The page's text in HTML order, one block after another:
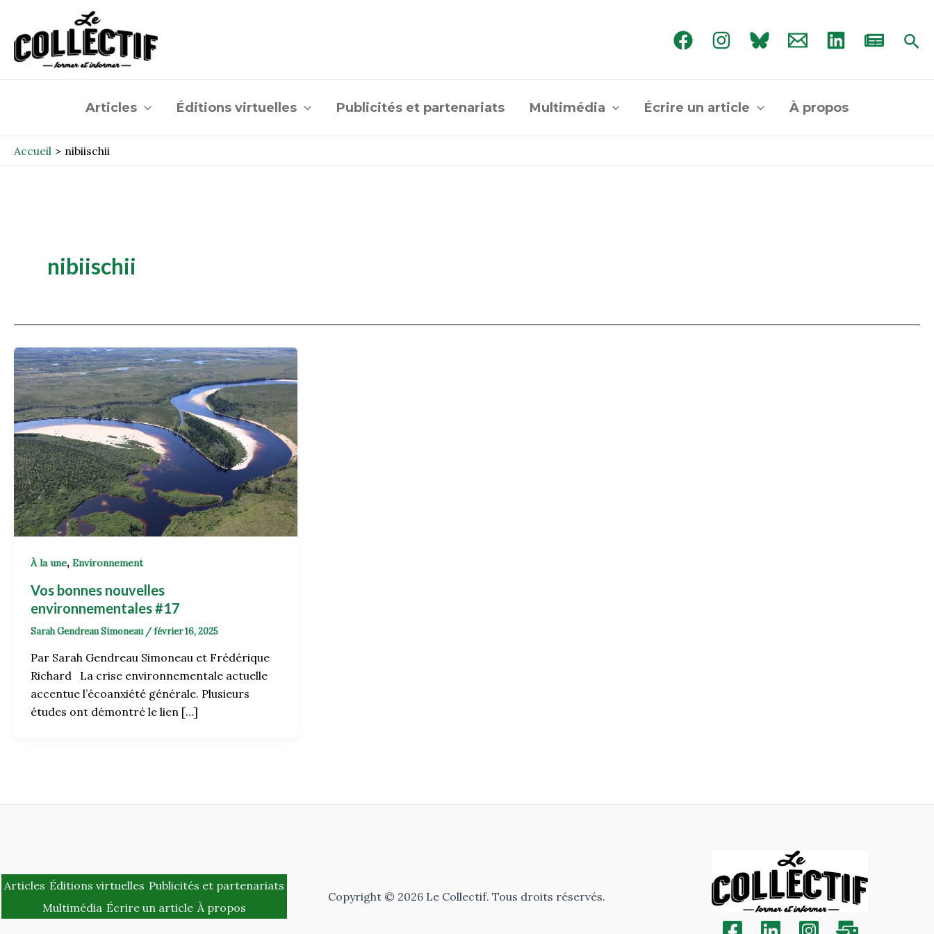
contenu
Articles Éditions virtuelles Publicités et partenariats Multimédia Écrire un article À propos
Accueil nibiischii
nibiischii
À la une, Environnement
Vos bonnes nouvelles
environnementales #17
Sarah Gendreau Simoneau /février 16, 2025
Par Sarah Gendreau Simoneau et Frédérique
Richard La crise environnementale actuelle
accentue l’écoanxiété générale. Plusieurs
études ont démontré le lien […]
Articles Éditions virtuelles Publicités et partenariats
Multimédia Écrire un article À propos
Copyright © 2026 Le Collectif. Tous droits réservés.